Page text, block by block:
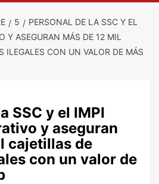
5
PERSONAL DE LA SSC Y EL
Y ASEGURAN MÁS DE 12 MIL
ILEGALES CON UN VALOR DE MÁS
SSC y el IMPI
y aseguran
cajetillas de
con un valor de